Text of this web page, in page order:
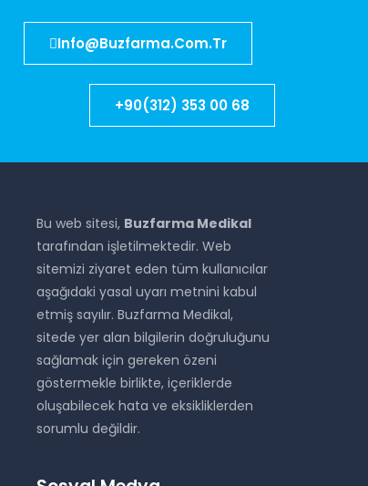
Info@buzfarma.com.tr
+90(312) 353 00 68
Bu web sitesi, Buzfarma Medikal
tarafından işletilmektedir. Web
sitemizi ziyaret eden tüm kullanıcılar
aşağıdaki yasal uyarı metnini kabul
etmiş sayılır. Buzfarma Medikal,
sitede yer alan bilgilerin doğruluğunu
sağlamak için gereken özeni
göstermekle birlikte, içeriklerde
oluşabilecek hata ve eksikliklerden
sorumlu değildir.